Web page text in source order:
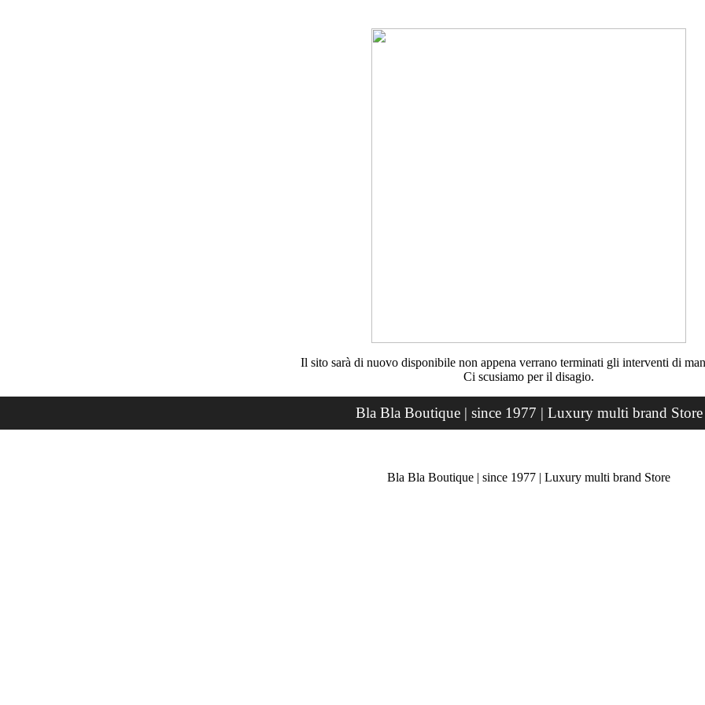
Il sito sarà di nuovo disponibile non appena verrano terminati gli interventi di
Ci scusiamo per il disagio.
Bla Bla Boutique | since 1977 | Luxury multi brand Store
Bla Bla Boutique | since 1977 | Luxury multi brand Store